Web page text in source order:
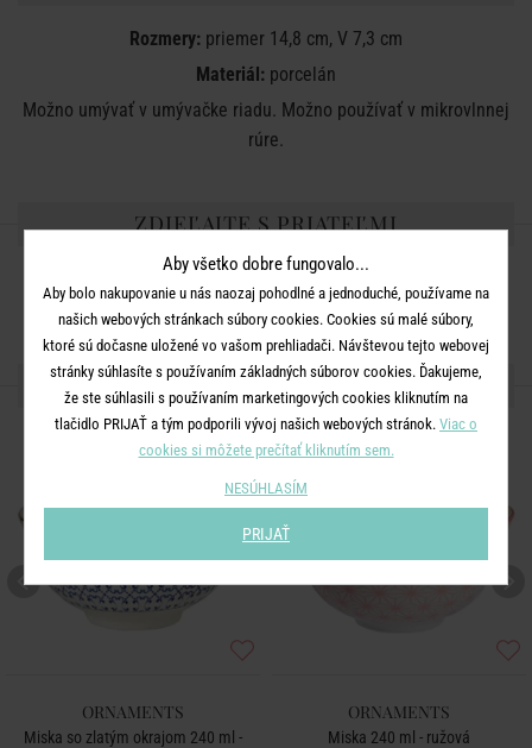
Rozmery: priemer 14,8 cm, V 7,3 cm
Materiál: porcelán
Možno umývať v umývačke riadu. Možno používať v mikrovlnnej
rúre.
ZDIEĽAJTE S PRIATEĽMI
ĎALŠIE PRODUKTY ZO SÉRIE
ORNAMENTS
Miska so zlatým okrajom 240 ml -
ORNAMENTS
Miska 240 ml - ružová
Aby všetko dobre fungovalo...
Aby bolo nakupovanie u nás naozaj pohodlné a jednoduché, používame na
našich webových stránkach súbory cookies. Cookies sú malé súbory,
ktoré sú dočasne uložené vo vašom prehliadači. Návštevou tejto webovej
stránky súhlasíte s používaním základných súborov cookies. Ďakujeme,
že ste súhlasili s používaním marketingových cookies kliknutím na
tlačidlo PRIJAŤ a tým podporili vývoj našich webových stránok. Viac o
cookies si môžete prečítať kliknutím sem.
NESÚHLASÍM
PRIJAŤ